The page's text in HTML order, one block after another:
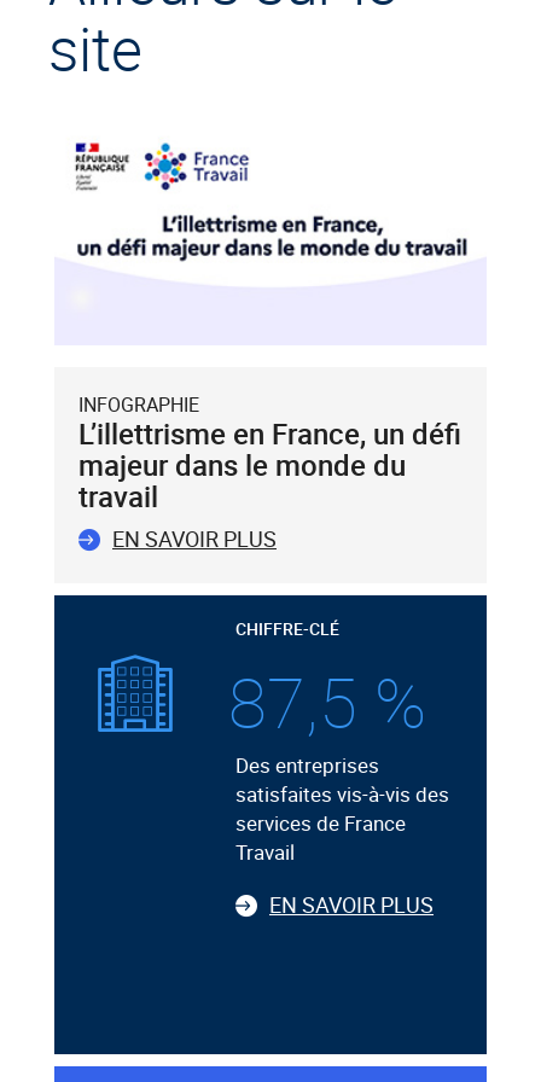
site
INFOGRAPHIE
L’illettrisme en France, un défi
majeur dans le monde du
travail
EN SAVOIR PLUS
CHIFFRE-CLÉ
87,5 %
Des entreprises
satisfaites vis-à-vis des
services de France
Travail
EN SAVOIR PLUS